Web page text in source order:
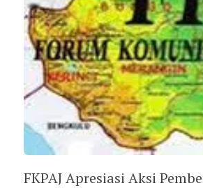
FKPAJ Apresiasi Aksi